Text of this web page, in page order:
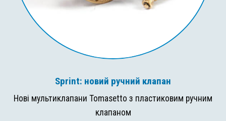
Sprint: новий ручний клапан
Нові мультиклапани Tomasetto з пластиковим ручним
клапаном